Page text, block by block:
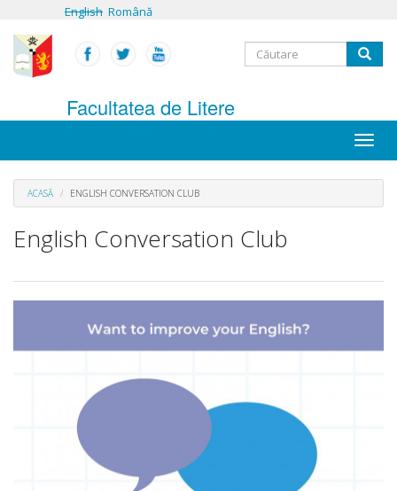
conţinutul
principal
English Română
Formular
căutare
Facultatea de Litere
Toggle
ACASĂ ENGLISH CONVERSATION CLUB
English Conversation Club